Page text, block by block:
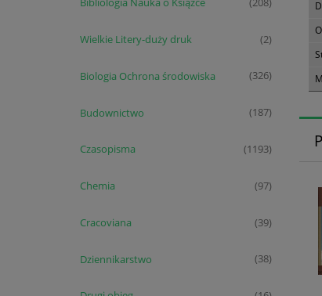
Wielkie Litery-duży druk (2)
Biologia Ochrona środowiska (326)
Budownictwo (187)
Czasopisma (1193)
Chemia (97)
Cracoviana (39)
Dziennikarstwo (38)